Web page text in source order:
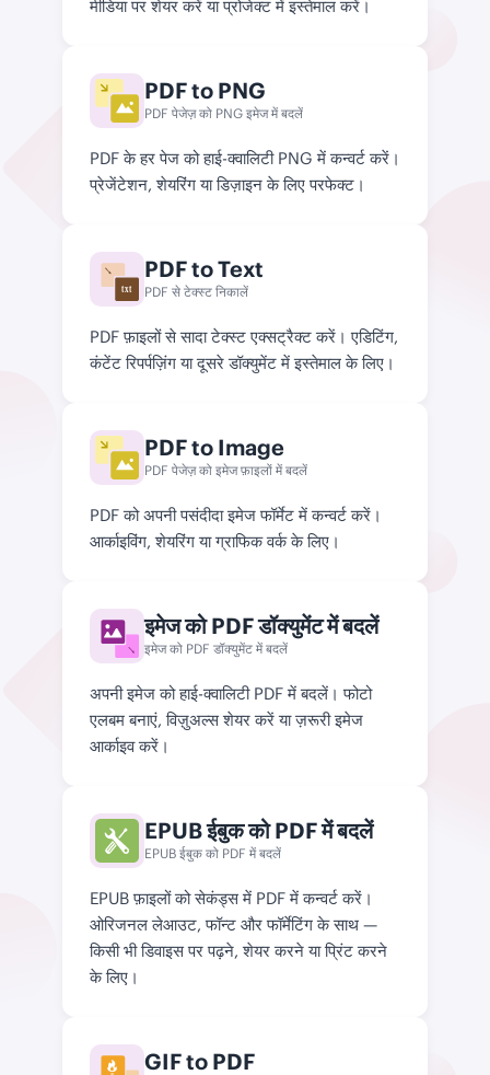
मीडिया पर शेयर करें या प्रोजेक्ट में इस्तेमाल करें।
PDF to PNG
PDF पेजेज़ को PNG इमेज में बदलें
PDF के हर पेज को हाई-क्वालिटी PNG में कन्वर्ट करें।
प्रेजेंटेशन, शेयरिंग या डिज़ाइन के लिए परफेक्ट।
txt
PDF to Text
PDF से टेक्स्ट निकालें
PDF फ़ाइलों से सादा टेक्स्ट एक्सट्रैक्ट करें। एडिटिंग,
कंटेंट रिपर्पज़िंग या दूसरे डॉक्युमेंट में इस्तेमाल के लिए।
PDF to Image
PDF पेजेज़ को इमेज फ़ाइलों में बदलें
PDF को अपनी पसंदीदा इमेज फॉर्मेट में कन्वर्ट करें।
आर्काइविंग, शेयरिंग या ग्राफिक वर्क के लिए।
इमेज को PDF डॉक्युमेंट में बदलें
इमेज को PDF डॉक्युमेंट में बदलें
अपनी इमेज को हाई-क्वालिटी PDF में बदलें। फोटो
एलबम बनाएं, विज़ुअल्स शेयर करें या ज़रूरी इमेज
आर्काइव करें।
EPUB ईबुक को PDF में बदलें
EPUB ईबुक को PDF में बदलें
EPUB फ़ाइलों को सेकंड्स में PDF में कन्वर्ट करें।
ओरिजनल लेआउट, फॉन्ट और फॉर्मेटिंग के साथ —
किसी भी डिवाइस पर पढ़ने, शेयर करने या प्रिंट करने
के लिए।
GIF to PDF